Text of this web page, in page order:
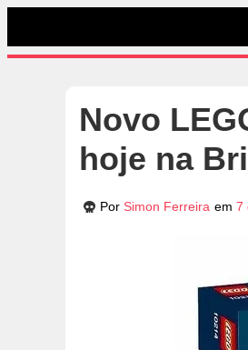
Novo
hoje na
Por Simon Ferreira em 7